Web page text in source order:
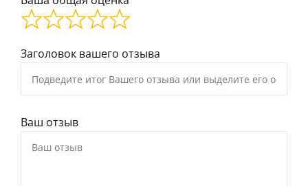
Заголовок вашего отзыва
Ваш отзыв